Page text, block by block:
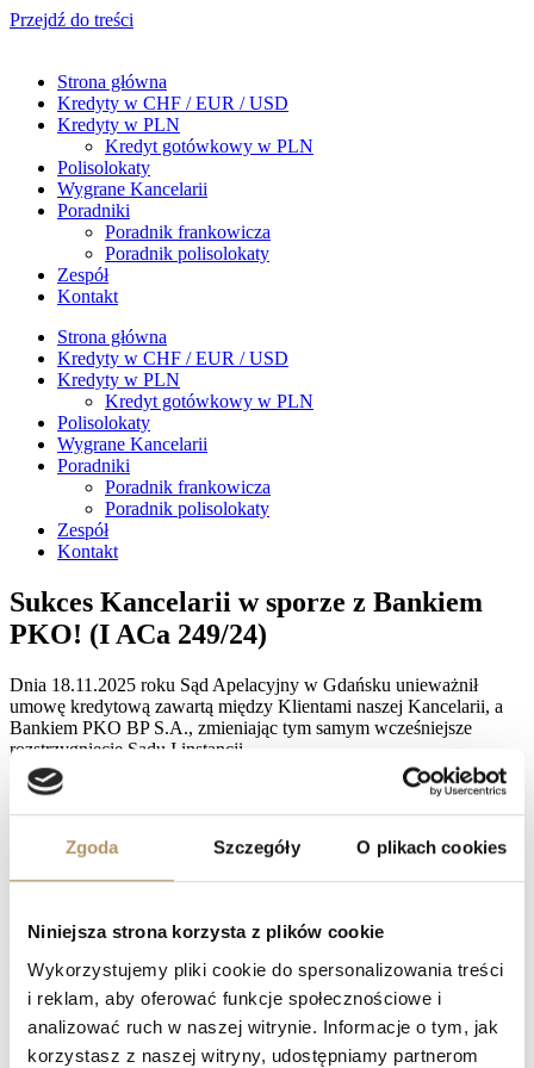
Zgoda Szczegóły O plikach cookies
Niniejsza strona korzysta z plików cookie
Wykorzystujemy pliki cookie do spersonalizowania treści
i reklam, aby oferować funkcje społecznościowe i
analizować ruch w naszej witrynie. Informacje o tym, jak
korzystasz z naszej witryny, udostępniamy partnerom
Przejdź do treści
Strona główna
Kredyty w CHF / EUR / USD
Kredyty w PLN
Kredyt gotówkowy w PLN
Polisolokaty
Wygrane Kancelarii
Poradniki
Poradnik frankowicza
Poradnik polisolokaty
Zespół
Kontakt
Strona główna
Kredyty w CHF / EUR / USD
Kredyty w PLN
Kredyt gotówkowy w PLN
Polisolokaty
Wygrane Kancelarii
Poradniki
Poradnik frankowicza
Poradnik polisolokaty
Zespół
Kontakt
Sukces Kancelarii w sporze z Bankiem
PKO! (I ACa 249/24)
Dnia 18.11.2025 roku Sąd Apelacyjny w Gdańsku unieważnił
umowę kredytową zawartą między Klientami naszej Kancelarii, a
Bankiem PKO BP S.A., zmieniając tym samym wcześniejsze
rozstrzygnięcie Sądu I instancji.
W I instancji Sąd zasądził na rzecz powodów kwotę 11 978,95 zł
wraz z ustawowymi odsetkami za opóźnienie od dnia 4 czerwca
zakresie.
opóźnienie od dnia 4 czerwca 2019 roku do dnia zapłaty, a także 54
404,03 zł i 21 145,15 CHF wraz z ustawowymi odsetkami za
opóźnienie od dnia 17 listopada 2020 roku do dnia zapłaty.
Klienci otrzymali również 6 417 zł tytułem zwrotu kosztów
postępowania oraz 9 100 zł tytułem zwrotu kosztów postępowania
apelacyjnego, także z ustawowymi odsetkami za opóźnienie.